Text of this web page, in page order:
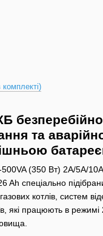
та
(350 Вт) 2A/5A/
спеціально
котлів, систем
які працюють в